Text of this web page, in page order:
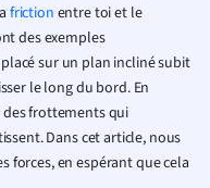
friction entre toi et le
des exemples
sur un plan incliné subit
le long du bord. En
frottements qui
Dans cet article, nous
forces, en espérant que cela